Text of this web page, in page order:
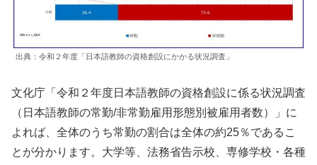
出典：令和２年度「日本語教師の資格創設にかかる状況調査」
文化庁「令和２年度日本語教師の資格創設に係る状況調査
（日本語教師の常勤/非常勤雇用形態別被雇用者数）」に
よれば、全体のうち常勤の割合は全体の約25％であるこ
とが分かります。大学等、法務省告示校、専修学校・各種